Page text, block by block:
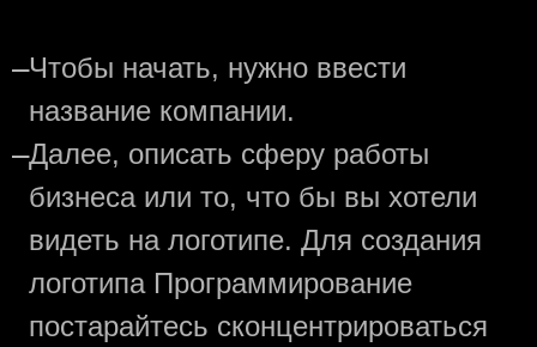
—Чтобы начать, нужно ввести
название компании.
—Далее, описать сферу работы
бизнеса или то, что бы вы хотели
видеть на логотипе. Для создания
логотипа Программирование
постарайтесь сконцентрироваться